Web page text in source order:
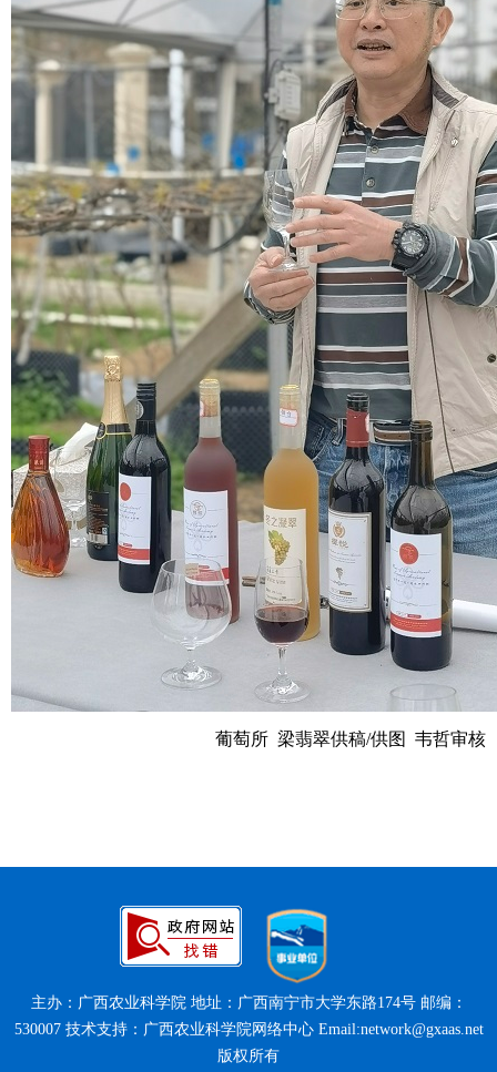
葡萄所 梁翡翠供稿/供图 韦哲审核
主办：广西农业科学院 地址：广西南宁市大学东路174号 邮编：
530007 技术支持：广西农业科学院网络中心 Email:network@gxaas.net
版权所有